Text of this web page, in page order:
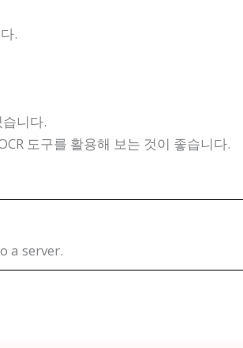
.
니다.
도구를 활용해 보는 것이 좋습니다.
a server.